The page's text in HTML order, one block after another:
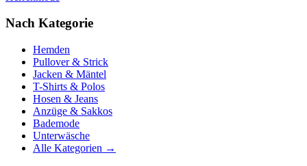
Nach Kategorie
Hemden
Pullover & Strick
Jacken & Mäntel
T-Shirts & Polos
Hosen & Jeans
Anzüge & Sakkos
Bademode
Unterwäsche
Alle Kategorien →